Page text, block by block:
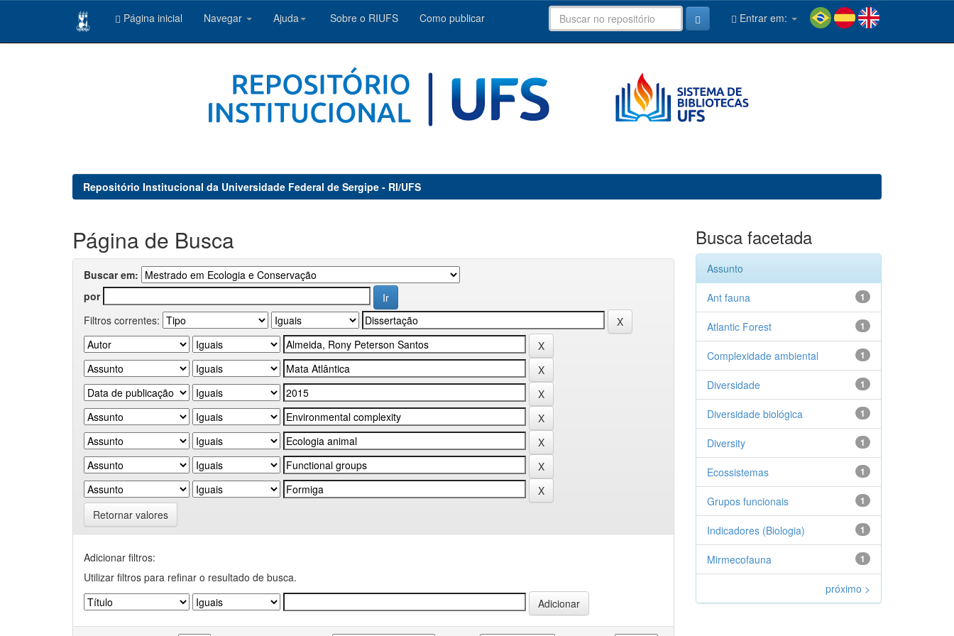
Página inicial Navegar Ajuda Sobre o RIUFS Como publicar Entrar em:
Repositório Institucional da Universidade Federal de Sergipe - RI/UFS
Página de Busca
Buscar em:
por
Filtros correntes:
Retornar valores
Adicionar filtros:
Utilizar filtros para refinar o resultado de busca.
Busca facetada
Assunto
1
Ant fauna
1
Atlantic Forest
1
Complexidade ambiental
1
Diversidade
1
Diversidade biológica
1
Diversity
1
Ecossistemas
1
Grupos funcionais
1
Indicadores (Biologia)
1
Mirmecofauna
próximo >